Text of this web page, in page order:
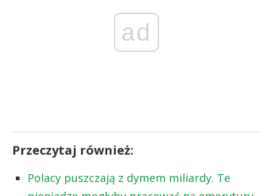
ad
Przeczytaj również:
Polacy puszczają z dymem miliardy. Te